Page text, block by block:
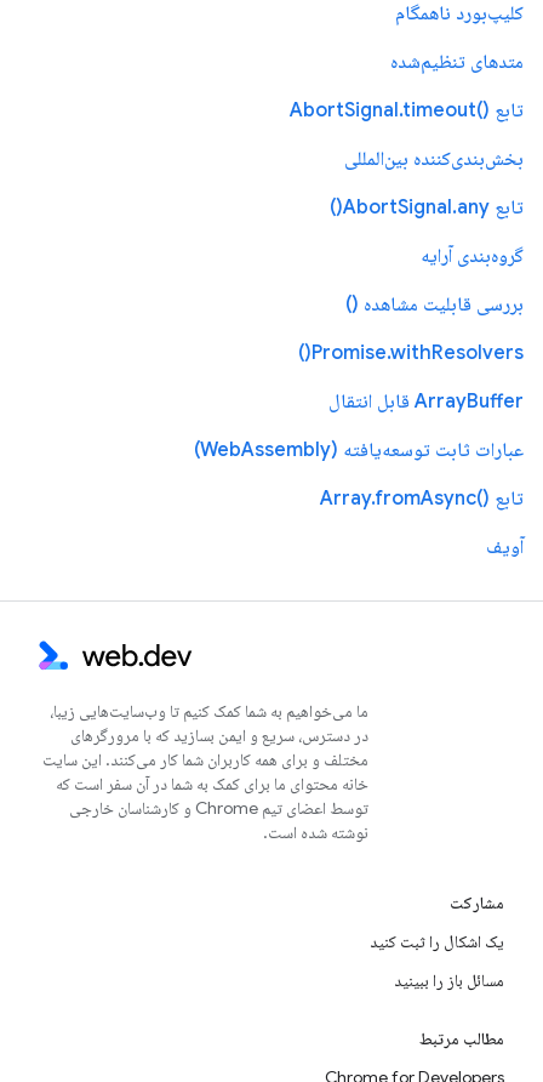
کلیپ‌بورد ناهمگام
متدهای تنظیم‌شده
تابع ()AbortSignal.timeout
بخش‌بندی‌کننده بین‌المللی
تابع AbortSignal.any()
گروه‌بندی آرایه
بررسی قابلیت مشاهده ()
Promise.withResolvers()
ArrayBuffer قابل انتقال
عبارات ثابت توسعه‌یافته (WebAssembly)
تابع ()Array.fromAsync
آویف
ما می‌خواهیم به شما کمک کنیم تا وب‌سایت‌هایی زیبا،
در دسترس، سریع و ایمن بسازید که با مرورگرهای
مختلف و برای همه کاربران شما کار می‌کنند. این سایت
خانه محتوای ما برای کمک به شما در آن سفر است که
توسط اعضای تیم Chrome و کارشناسان خارجی
نوشته شده است.
مشارکت
یک اشکال را ثبت کنید
مسائل باز را ببینید
مطالب مرتبط
Chrome for Developers